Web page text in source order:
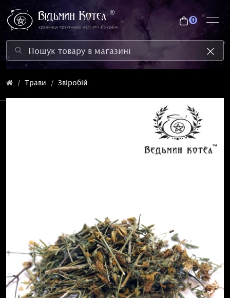
0
Трави Звіробій